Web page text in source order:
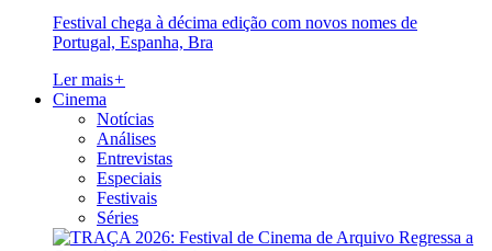
Festival chega à décima edição com novos nomes de
Portugal, Espanha, Bra
Ler mais+
Cinema
Notícias
Análises
Entrevistas
Especiais
Festivais
Séries